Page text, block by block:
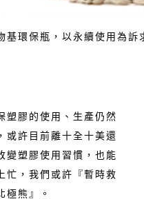
基環保瓶，以永續使用為
塑膠的使用、生產仍然
或許目前離十全十美還
變塑膠使用習慣，也能
忙，我們或許『暫時救
熊』。